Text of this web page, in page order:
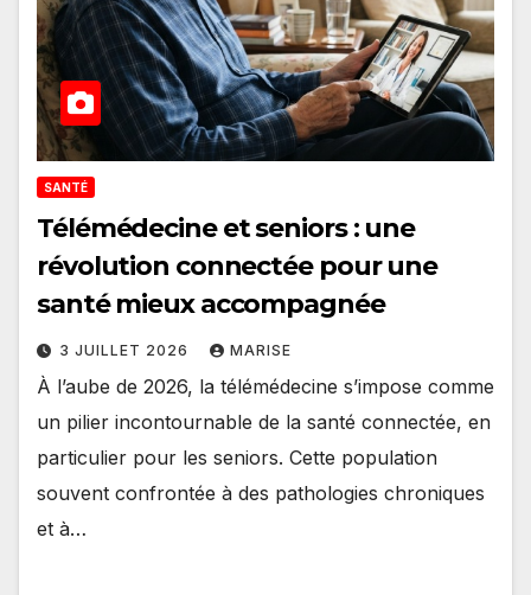
SANTÉ
Télémédecine et seniors : une
révolution connectée pour une
santé mieux accompagnée
3 JUILLET 2026 MARISE
À l’aube de 2026, la télémédecine s’impose comme
un pilier incontournable de la santé connectée, en
particulier pour les seniors. Cette population
souvent confrontée à des pathologies chroniques
et à…